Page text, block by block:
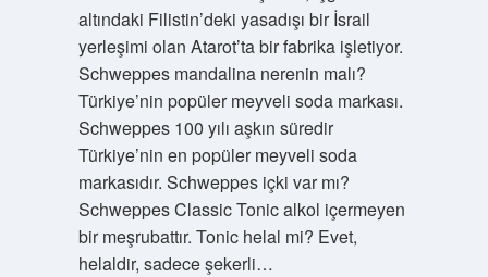
altındaki Filistin’deki yasadışı bir İsrail
yerleşimi olan Atarot’ta bir fabrika işletiyor.
Schweppes mandalina nerenin malı?
Türkiye’nin popüler meyveli soda markası.
Schweppes 100 yılı aşkın süredir
Türkiye’nin en popüler meyveli soda
markasıdır. Schweppes içki var mı?
Schweppes Classic Tonic alkol içermeyen
bir meşrubattır. Tonic helal mi? Evet,
helaldir, sadece şekerli…